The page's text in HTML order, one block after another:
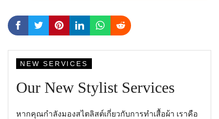
NEW SERVICES
Our New Stylist Services
หากคุณกำลังมองสไตลิสต์เกี่ยวกับการทำเสื้อผ้า เราคือ